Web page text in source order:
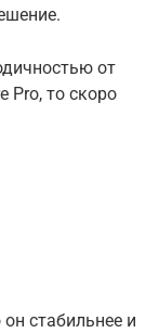
от
Pro, то скоро
стабильнее и